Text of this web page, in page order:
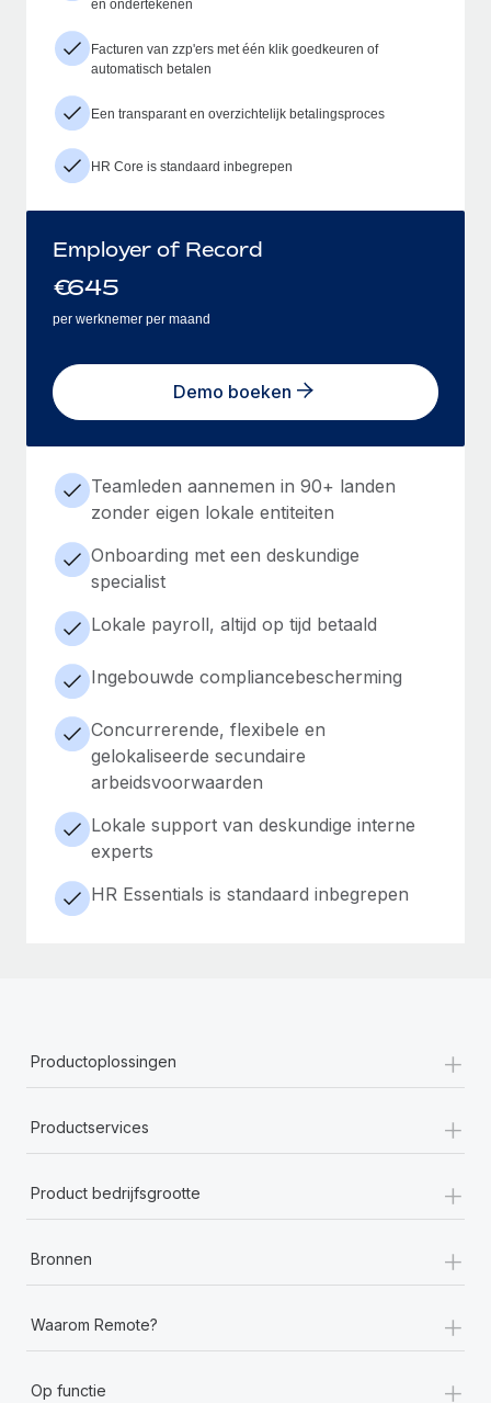
en ondertekenen
Facturen van zzp'ers met één klik goedkeuren of
automatisch betalen
Een transparant en overzichtelijk betalingsproces
HR Core is standaard inbegrepen
Employer of Record
€645
per werknemer per maand
Demo boeken
Teamleden aannemen in 90+ landen
zonder eigen lokale entiteiten
Onboarding met een deskundige
specialist
Lokale payroll, altijd op tijd betaald
Ingebouwde compliancebescherming
Concurrerende, flexibele en
gelokaliseerde secundaire
arbeidsvoorwaarden
Lokale support van deskundige interne
experts
HR Essentials is standaard inbegrepen
Productoplossingen +
Productservices +
Product bedrijfsgrootte +
Bronnen +
Waarom Remote? +
Op functie +